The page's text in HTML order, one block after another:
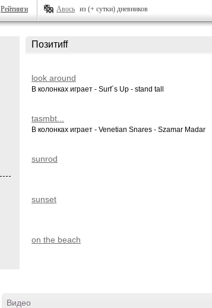
Рейтинги Авось из (+ сутки) дневников
Позитиff
look around
В колонках играет - Surf`s Up - stand tall
tasmbt...
В колонках играет - Venetian Snares - Szamar Madar
sunrod
sunset
on the beach
Видео